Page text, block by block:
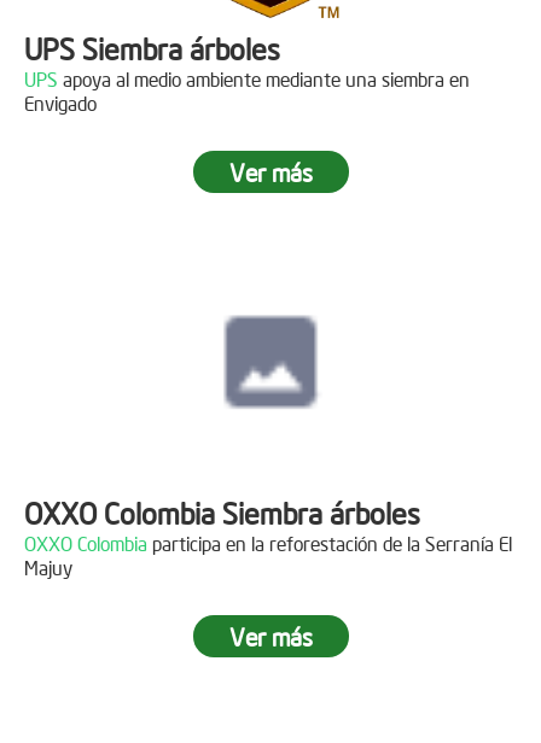
UPS Siembra árboles
UPS apoya al medio ambiente mediante una siembra en
Envigado
Ver más
OXXO Colombia Siembra árboles
OXXO Colombia participa en la reforestación de la Serranía El
Majuy
Ver más